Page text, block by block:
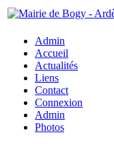
Admin
Accueil
Actualités
Liens
Contact
Connexion
Admin
Photos